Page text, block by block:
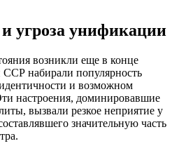
угроза унификации
возникли еще в конце
набирали популярность
и возможном
настроения, доминировавшие
вызвали резкое неприятие у
значительную часть